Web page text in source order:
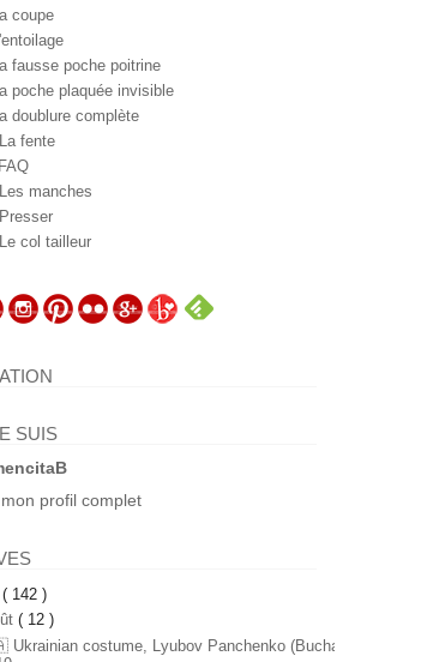
coupe
fausse poche poitrine
poche plaquée invisible
doublure complète
fente
manches
col tailleur
SUIS
profil complet
( 142 )
( 12 )
costume, Lyubov Panchenko (Bucha